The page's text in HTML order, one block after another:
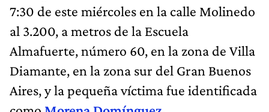
7:30 de este miércoles en la calle Molinedo
al 3.200, a metros de la Escuela
Almafuerte, número 60, en la zona de Villa
Diamante, en la zona sur del Gran Buenos
Aires, y la pequeña víctima fue identificada